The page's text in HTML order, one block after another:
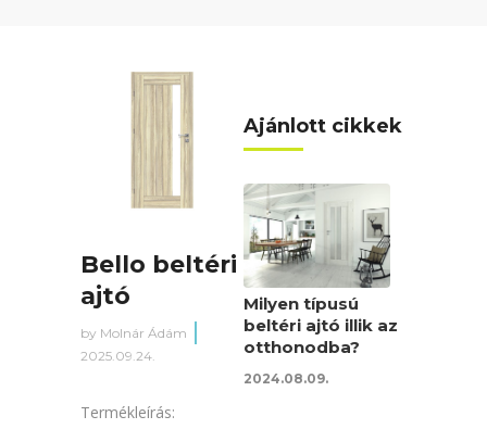
Bello beltéri
ajtó
by Molnár Ádám
2025.09.24.
Termékleírás:
Ajánlott cikkek
Milyen típusú
beltéri ajtó illik az
otthonodba?
2024.08.09.